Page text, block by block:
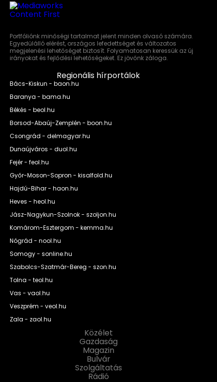
Portfóliónk minőségi tartalmat jelent minden olvasó számára.
Egyedülálló elérést, országos lefedettséget és változatos
megjelenési lehetőséget biztosít. Folyamatosan keressük az új
irányokat és fejlődési lehetőségeket. Ez jövőnk záloga.
Regionális hírportálok
Bács-Kiskun - baon.hu
Baranya - bama.hu
Békés - beol.hu
Borsod-Abaúj-Zemplén - boon.hu
Csongrád - delmagyar.hu
Dunaújváros - duol.hu
Fejér - feol.hu
Győr-Moson-Sopron - kisalfold.hu
Hajdú-Bihar - haon.hu
Heves - heol.hu
Jász-Nagykun-Szolnok - szoljon.hu
Komárom-Esztergom - kemma.hu
Nógrád - nool.hu
Somogy - sonline.hu
Szabolcs-Szatmár-Bereg - szon.hu
Tolna - teol.hu
Vas - vaol.hu
Veszprém - veol.hu
Zala - zaol.hu
Közélet
Gazdaság
Magazin
Bulvár
Szolgáltatás
Rádió